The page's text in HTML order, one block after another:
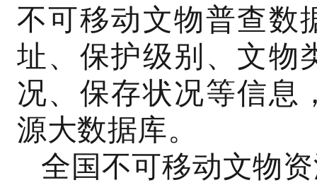
不可移动文物普查数
址、保护级别、文物
况、保存状况等信息
源大数据库。
全国不可移动文物